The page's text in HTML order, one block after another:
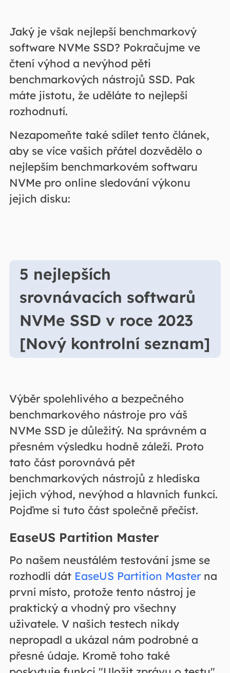
Jaký je však nejlepší benchmarkový
software NVMe SSD? Pokračujme ve
čtení výhod a nevýhod pěti
benchmarkových nástrojů SSD. Pak
máte jistotu, že uděláte to nejlepší
rozhodnutí.
Nezapomeňte také sdílet tento článek,
aby se více vašich přátel dozvědělo o
nejlepším benchmarkovém softwaru
NVMe pro online sledování výkonu
jejich disku:
5 nejlepších
srovnávacích softwarů
NVMe SSD v roce 2023
[Nový kontrolní seznam]
Výběr spolehlivého a bezpečného
benchmarkového nástroje pro váš
NVMe SSD je důležitý. Na správném a
přesném výsledku hodně záleží. Proto
tato část porovnává pět
benchmarkových nástrojů z hlediska
jejich výhod, nevýhod a hlavních funkcí.
Pojďme si tuto část společně přečíst.
EaseUS Partition Master
Po našem neustálém testování jsme se
rozhodli dát EaseUS Partition Masterna
první místo, protože tento nástroj je
praktický a vhodný pro všechny
uživatele. V našich testech nikdy
nepropadl a ukázal nám podrobné a
přesné údaje. Kromě toho také